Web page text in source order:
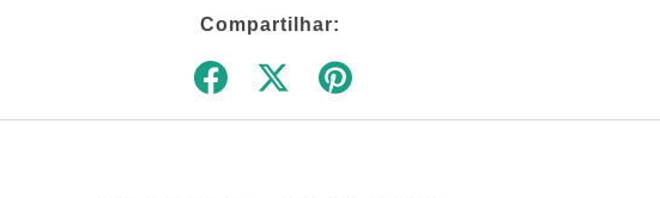
Compartilhar: